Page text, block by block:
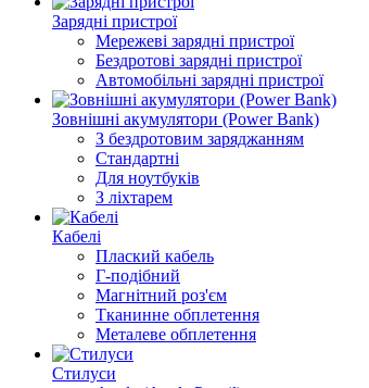
Зарядні пристрої
Мережеві зарядні пристрої
Бездротові зарядні пристрої
Автомобільні зарядні пристрої
Зовнішні акумулятори (Power Bank)
З бездротовим заряджанням
Стандартні
Для ноутбуків
З ліхтарем
Кабелі
Плаский кабель
Г-подібний
Магнітний роз'єм
Тканинне обплетення
Металеве обплетення
Стилуси